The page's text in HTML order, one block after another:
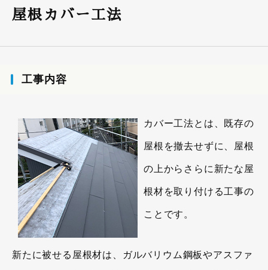
屋根カバー工法
工事内容
カバー工法とは、既存の
屋根を撤去せずに、屋根
の上からさらに新たな屋
根材を取り付ける工事の
ことです。
新たに被せる屋根材は、ガルバリウム鋼板やアスファ